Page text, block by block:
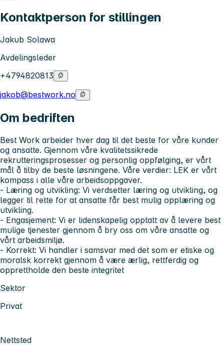
Kontaktperson for stillingen
Jakub Solawa
Avdelingsleder
+4794820813
jakob@bestwork.no
Om bedriften
Best Work arbeider hver dag til det beste for våre kunder
og ansatte. Gjennom våre kvalitetssikrede
rekrutteringsprosesser og personlig oppfølging, er vårt
mål å tilby de beste løsningene. Våre verdier: LEK er vårt
kompass i alle våre arbeidsoppgaver.
- Læring og utvikling: Vi verdsetter læring og utvikling, og
legger til rette for at ansatte får best mulig opplæring og
utvikling.
- Engasjement: Vi er lidenskapelig opptatt av å levere best
mulige tjenester gjennom å bry oss om våre ansatte og
vårt arbeidsmiljø.
- Korrekt: Vi handler i samsvar med det som er etiske og
moralsk korrekt gjennom å være ærlig, rettferdig og
opprettholde den beste integritet
Sektor
Privat
Nettsted